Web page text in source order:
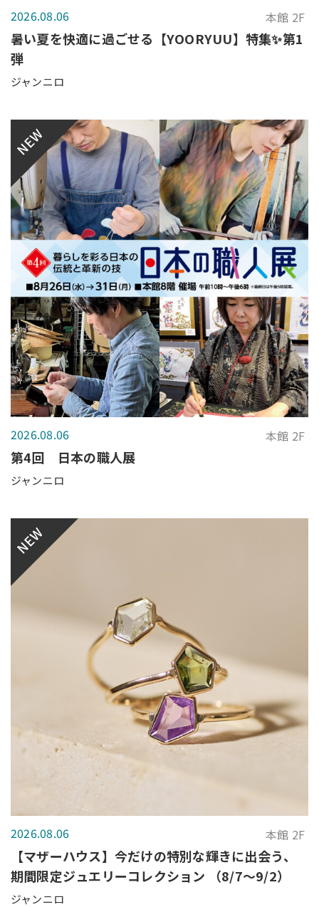
2026.08.06 本館 2F
暑い夏を快適に過ごせる【YOORYUU】特集✨第1
弾
ジャンニロ
NEW
2026.08.06 本館 2F
第4回 日本の職人展
ジャンニロ
NEW
2026.08.06 本館 2F
【マザーハウス】今だけの特別な輝きに出会う、
期間限定ジュエリーコレクション （8/7～9/2）
ジャンニロ